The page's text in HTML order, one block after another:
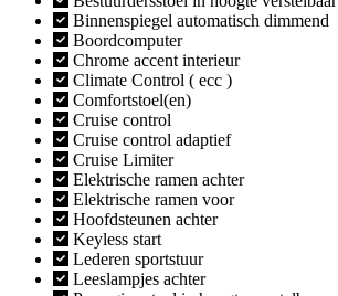
Binnenspiegel automatisch dimmend
Boordcomputer
Chrome accent interieur
Climate Control ( ecc )
Comfortstoel(en)
Cruise control
Cruise control adaptief
Cruise Limiter
Elektrische ramen achter
Elektrische ramen voor
Hoofdsteunen achter
Keyless start
Lederen sportstuur
Leeslampjes achter